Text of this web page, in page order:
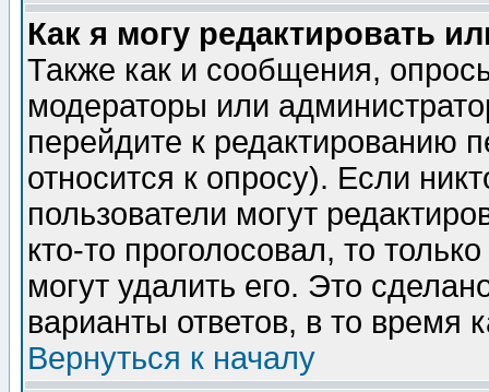
Как я могу редактировать
Также как и сообщения,
модераторы или
перейдите к редактированию
относится к опросу). Если
пользователи могут
кто-то проголосовал, то
могут удалить его. Это
варианты ответов, в то время
Вернуться к началу